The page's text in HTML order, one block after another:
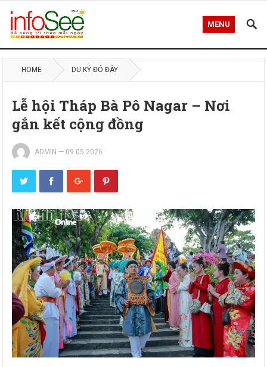
MENU
HOME DU KÝ ĐÓ ĐÂY
Lễ hội Tháp Bà Pô Nagar – Nơi
gắn kết cộng đồng
ADMIN — 09.05.2026